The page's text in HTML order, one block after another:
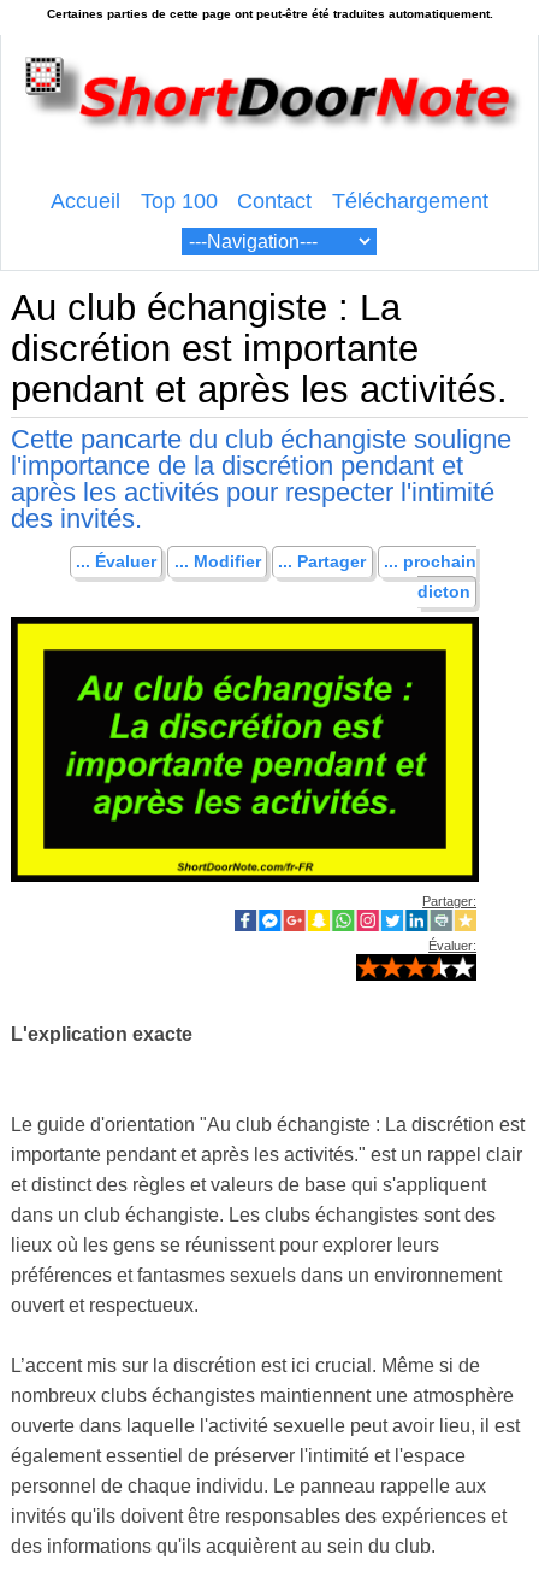
Accueil Top 100 Contact Téléchargement
Au club échangiste : La
discrétion est importante
pendant et après les activités.
Cette pancarte du club échangiste souligne
l'importance de la discrétion pendant et
après les activités pour respecter l'intimité
des invités.
... Évaluer ... Modifier ... Partager
... prochain
dicton
Partager:
Évaluer:
L'explication exacte
Le guide d'orientation "Au club échangiste : La discrétion est
importante pendant et après les activités." est un rappel clair
et distinct des règles et valeurs de base qui s'appliquent
dans un club échangiste. Les clubs échangistes sont des
lieux où les gens se réunissent pour explorer leurs
préférences et fantasmes sexuels dans un environnement
ouvert et respectueux.
L’accent mis sur la discrétion est ici crucial. Même si de
nombreux clubs échangistes maintiennent une atmosphère
ouverte dans laquelle l'activité sexuelle peut avoir lieu, il est
également essentiel de préserver l'intimité et l'espace
personnel de chaque individu. Le panneau rappelle aux
invités qu'ils doivent être responsables des expériences et
des informations qu'ils acquièrent au sein du club.